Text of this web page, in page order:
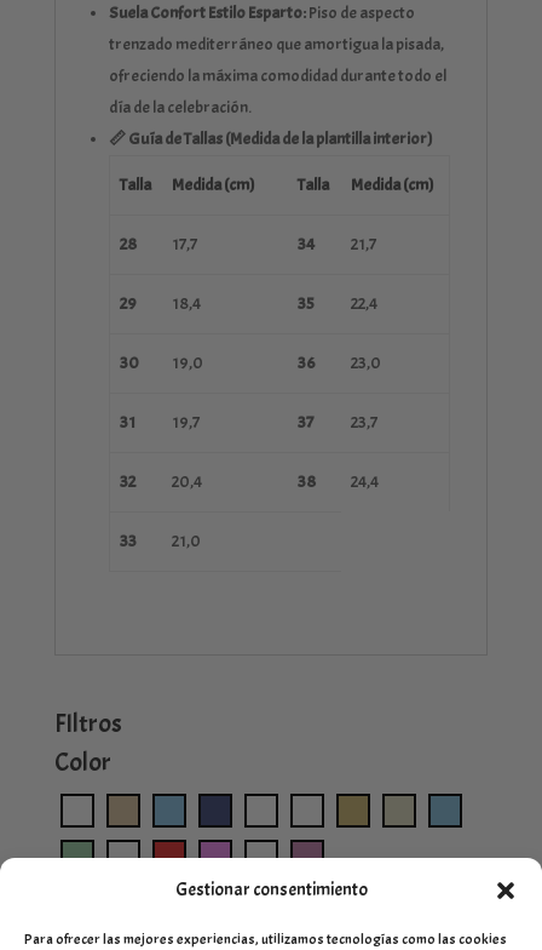
Gestionar consentimiento
Para ofrecer las mejores experiencias, utilizamos tecnologías como las cookies
Suela Confort Estilo Esparto:Piso de aspecto
trenzado mediterráneo que amortigua la pisada,
ofreciendo la máxima comodidad durante todo el
día de la celebración.
📏 Guía de Tallas (Medida de la plantilla interior)
Talla Medida (cm) Talla Medida (cm)
28 17,7 34 21,7
29 18,4 35 22,4
30 19,0 36 23,0
31 19,7 37 23,7
32 20,4 38 24,4
33 21,0
FIltros
Color